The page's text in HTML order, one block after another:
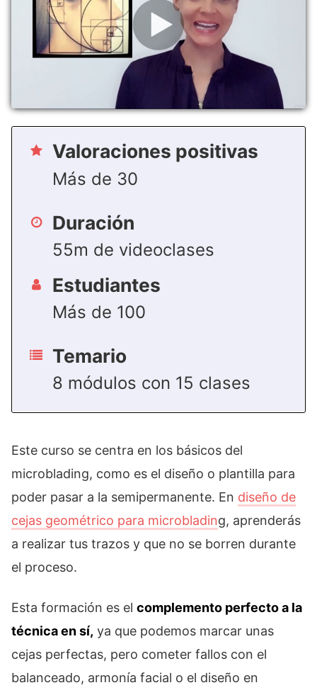
Valoraciones positivas
Más de 30
Duración
55m de videoclases
Estudiantes
Más de 100
Temario
8 módulos con 15 clases
Este curso se centra en los básicos del
microblading, como es el diseño o plantilla para
poder pasar a la semipermanente. En diseño de
cejas geométrico para microblading, aprenderás
a realizar tus trazos y que no se borren durante
el proceso.
Esta formación es el complemento perfecto a la
técnica en sí, ya que podemos marcar unas
cejas perfectas, pero cometer fallos con el
balanceado, armonía facial o el diseño en